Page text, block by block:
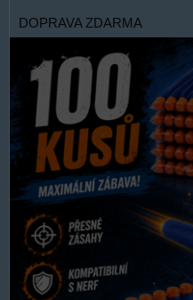
DOPRAVA ZDARMA